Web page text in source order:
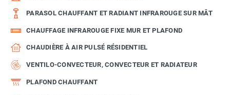
PARASOL CHAUFFANT ET RADIANT INFRAROUGE SUR MÂT
CHAUFFAGE INFRAROUGE FIXE MUR ET PLAFOND
CHAUDIÈRE À AIR PULSÉ RÉSIDENTIEL
VENTILO-CONVECTEUR, CONVECTEUR ET RADIATEUR
PLAFOND CHAUFFANT